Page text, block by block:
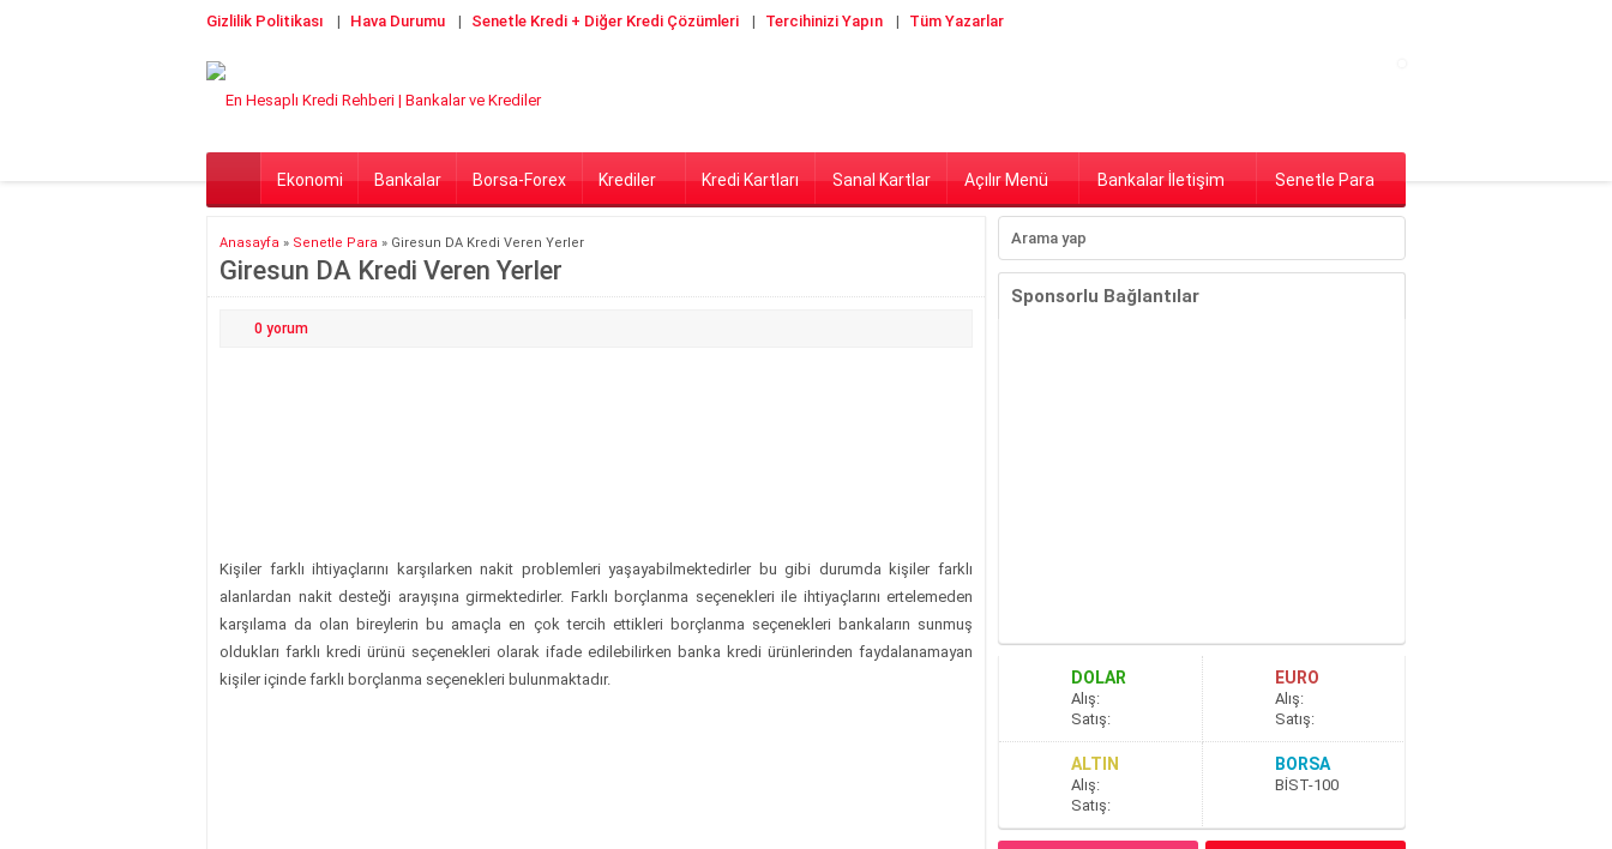
Gizlilik Politikası Hava Durumu Senetle Kredi + Diğer Kredi Çözümleri Tercihinizi Yapın Tüm Yazarlar
Ekonomi Bankalar Borsa-Forex Krediler Kredi Kartları Sanal Kartlar Açılır Menü Bankalar İletişim Senetle Para
Anasayfa » Senetle Para » Giresun DA Kredi Veren Yerler
Giresun DA Kredi Veren Yerler
0 yorum
Kişiler farklı ihtiyaçlarını karşılarken nakit problemleri yaşayabilmektedirler bu gibi durumda kişiler farklı
alanlardan nakit desteği arayışına girmektedirler. Farklı borçlanma seçenekleri ile ihtiyaçlarını ertelemeden
karşılama da olan bireylerin bu amaçla en çok tercih ettikleri borçlanma seçenekleri bankaların sunmuş
oldukları farklı kredi ürünü seçenekleri olarak ifade edilebilirken banka kredi ürünlerinden faydalanamayan
kişiler içinde farklı borçlanma seçenekleri bulunmaktadır.
Sponsorlu Bağlantılar
DOLAR
Alış:
Satış:
EURO
Alış:
Satış:
ALTIN
Alış:
Satış:
BORSA
BİST-100